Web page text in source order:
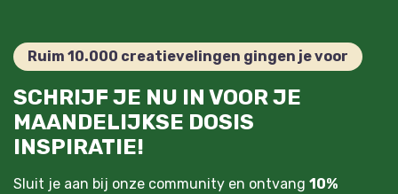
Ruim 10.000 creatievelingen gingen je voor
SCHRIJF JE NU IN VOOR JE
MAANDELIJKSE DOSIS
INSPIRATIE!
Sluit je aan bij onze community en ontvang 10%